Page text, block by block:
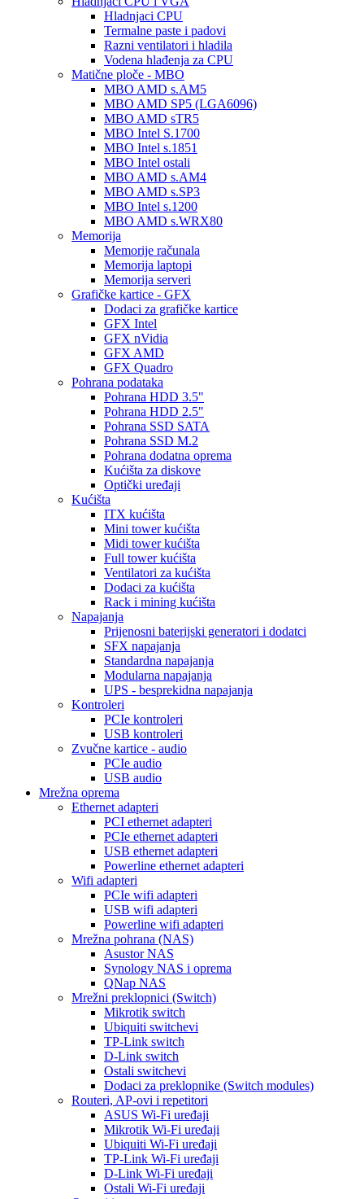
Hladnjaci CPU
Termalne paste i padovi
Razni ventilatori i hladila
Vodena hlađenja za CPU
Matične ploče - MBO
MBO AMD s.AM5
MBO AMD SP5 (LGA6096)
MBO AMD sTR5
MBO Intel S.1700
MBO Intel s.1851
MBO Intel ostali
MBO AMD s.AM4
MBO AMD s.SP3
MBO Intel s.1200
MBO AMD s.WRX80
Memorija
Memorije računala
Memorija laptopi
Memorija serveri
Grafičke kartice - GFX
Dodaci za grafičke kartice
GFX Intel
GFX nVidia
GFX AMD
GFX Quadro
Pohrana podataka
Pohrana HDD 3.5"
Pohrana HDD 2.5"
Pohrana SSD SATA
Pohrana SSD M.2
Pohrana dodatna oprema
Kućišta za diskove
Optički uređaji
Kućišta
ITX kućišta
Mini tower kućišta
Midi tower kućišta
Full tower kućišta
Ventilatori za kućišta
Dodaci za kućišta
Rack i mining kućišta
Napajanja
Prijenosni baterijski generatori i dodatci
SFX napajanja
Standardna napajanja
Modularna napajanja
UPS - besprekidna napajanja
Kontroleri
PCIe kontroleri
USB kontroleri
Zvučne kartice - audio
PCIe audio
USB audio
Mrežna oprema
Ethernet adapteri
PCI ethernet adapteri
PCIe ethernet adapteri
USB ethernet adapteri
Powerline ethernet adapteri
Wifi adapteri
PCIe wifi adapteri
USB wifi adapteri
Powerline wifi adapteri
Mrežna pohrana (NAS)
Asustor NAS
Synology NAS i oprema
QNap NAS
Mrežni preklopnici (Switch)
Mikrotik switch
Ubiquiti switchevi
TP-Link switch
D-Link switch
Ostali switchevi
Dodaci za preklopnike (Switch modules)
Routeri, AP-ovi i repetitori
ASUS Wi-Fi uređaji
Mikrotik Wi-Fi uređaji
Ubiquiti Wi-Fi uređaji
TP-Link Wi-Fi uređaji
D-Link Wi-Fi uređaji
Ostali Wi-Fi uređaji